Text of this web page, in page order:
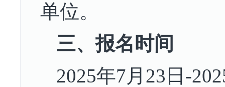
单位。
三、报名时间
2025年7月 23 日 -202